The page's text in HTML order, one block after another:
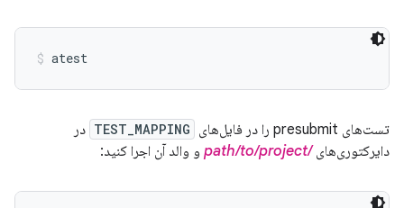
atest
تست‌های presubmit را در فایل‌های TEST_MAPPING در
دایرکتوری‌های/path/to/project و والد آن اجرا کنید: